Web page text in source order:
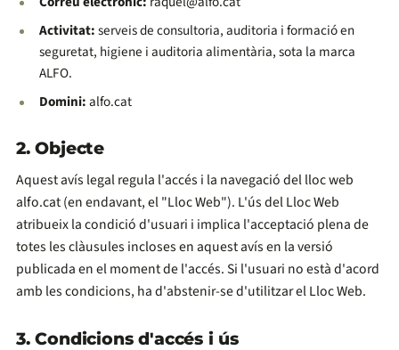
Activitat:serveis de consultoria, auditoria i formació en
seguretat, higiene i auditoria alimentària, sota la marca
ALFO.
Domini:alfo.cat
2. Objecte
Aquest avís legal regula l'accés i la navegació del lloc web
alfo.cat (en endavant, el "Lloc Web"). L'ús del Lloc Web
atribueix la condició d'usuari i implica l'acceptació plena de
totes les clàusules incloses en aquest avís en la versió
publicada en el moment de l'accés. Si l'usuari no està d'acord
amb les condicions, ha d'abstenir-se d'utilitzar el Lloc Web.
3. Condicions d'accés i ús